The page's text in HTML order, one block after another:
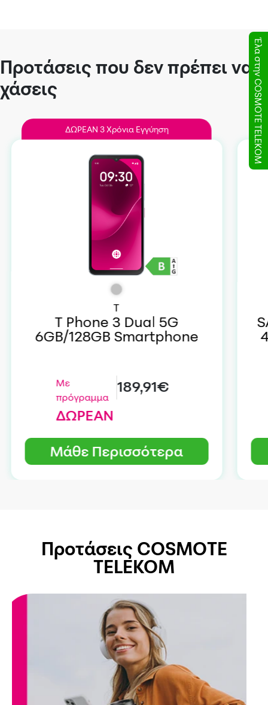
Προτάσεις που δεν πρέπει να
χάσεις
ΔΩΡEAN 3 Χρόνια Εγγύηση
T
T Phone 3 Dual 5G
6GB/128GB Smartphone
Με
πρόγραμμα
ΔΩΡΕΑΝ
189,91€
Μάθε Περισσότερα
Προτάσεις COSMOTE
TELEKOM
Έλα στην COSMOTE TELEKOM